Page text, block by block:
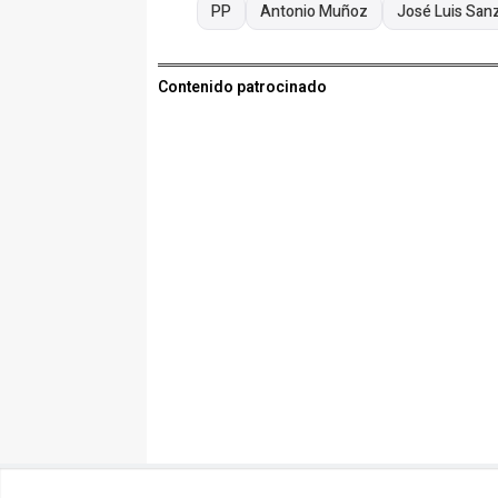
PP Antonio Muñoz José Luis
Contenido patrocinado